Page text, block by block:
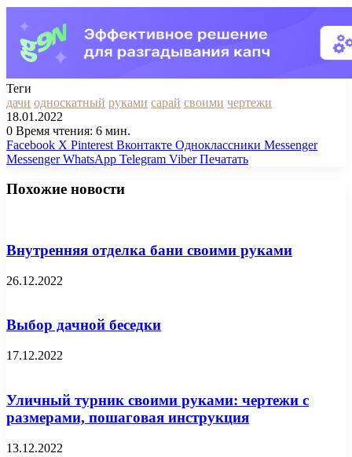
Теги
дачи односкатный руками сарай своими чертежи
18.01.2022
0 Время чтения: 6 мин.
Facebook X Pinterest Вконтакте Одноклассники Messenger
Messenger WhatsApp Telegram Viber Печатать
Похожие новости
Внутренняя отделка бани своими руками
26.12.2022
Выбор дачной беседки
17.12.2022
Уличный турник своими руками: чертежи c
размерами, пошаговая инструкция
13.12.2022